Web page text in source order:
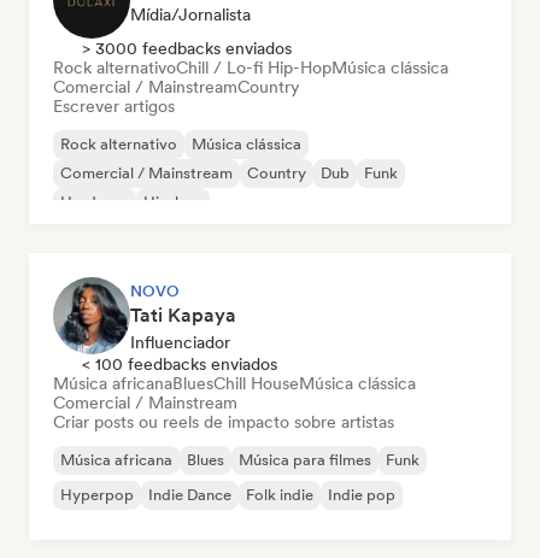
Mídia/Jornalista
> 3000 feedbacks enviados
Rock alternativoChill / Lo-fi Hip-HopMúsica clássica
Comercial / MainstreamCountry
Escrever artigos
Rock alternativo
Música clássica
Comercial / Mainstream
Country Dub
Funk
Hardcore
Hip-hop
NOVO
Tati Kapaya
Influenciador
< 100 feedbacks enviados
Música africanaBluesChill HouseMúsica clássica
Comercial / Mainstream
Criar posts ou reels de impacto sobre artistas
Música africana Blues Música para filmes
Funk
Hyperpop
Indie Dance Folk indie Indie pop